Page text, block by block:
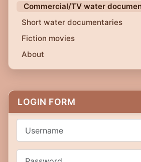
Commercial/TV water
Short water documentaries
Fiction movies
About
LOGIN FORM